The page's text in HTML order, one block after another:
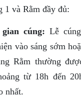
1 và Rằm đầy đủ:
cúng: Lễ
vào sáng sớm
Rằm thường
từ 18h đến
nhất.